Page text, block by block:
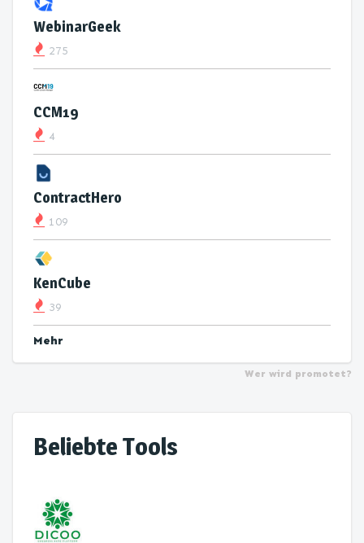
WebinarGeek
275
CCM19
4
ContractHero
109
KenCube
39
Mehr
Wer wird promotet?
Beliebte Tools